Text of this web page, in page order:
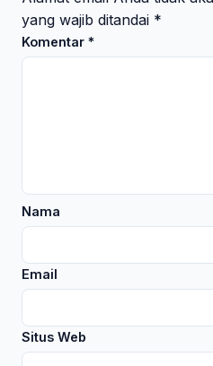
yang wajib ditandai *
Komentar *
Nama
Email
Situs Web